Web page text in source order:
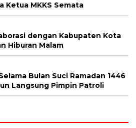
Ketua MKKS Semata
dengan Kabupaten Kota
Hiburan Malam
Bulan Suci Ramadan 1446
Langsung Pimpin Patroli